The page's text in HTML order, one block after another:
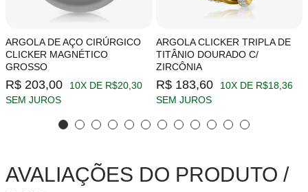
ARGOLA DE AÇO CIRÚRGICO
CLICKER MAGNÉTICO
GROSSO
R$ 203,00
10X DE R$20,30
SEM JUROS
ARGOLA CLICKER TRIPLA DE
TITÂNIO DOURADO C/
ZIRCÔNIA
R$ 183,60
10X DE R$18,36
SEM JUROS
AVALIAÇÕES DO PRODUTO /